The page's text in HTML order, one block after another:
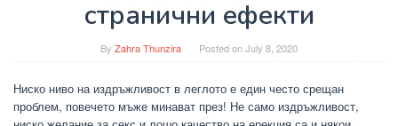
странични ефекти
By Zahra Thunzira Posted onJuly 8, 2020
Ниско ниво на издръжливост в леглото е един често срещан
проблем, повечето мъже минават през! Не само издръжливост,